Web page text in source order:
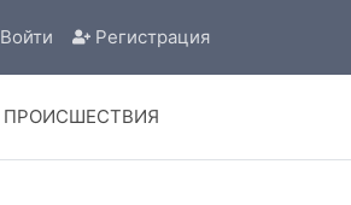
Войти Регистрация
ПРОИСШЕСТВИЯ